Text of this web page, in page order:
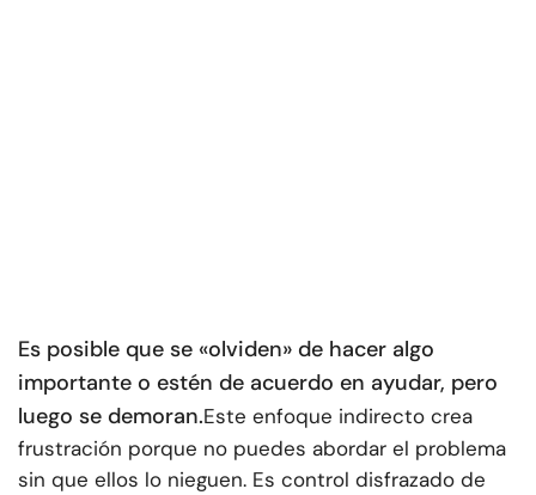
Es posible que se «olviden» de hacer algo
importante o estén de acuerdo en ayudar, pero
luego se demoran.Este enfoque indirecto crea
frustración porque no puedes abordar el problema
sin que ellos lo nieguen. Es control disfrazado de